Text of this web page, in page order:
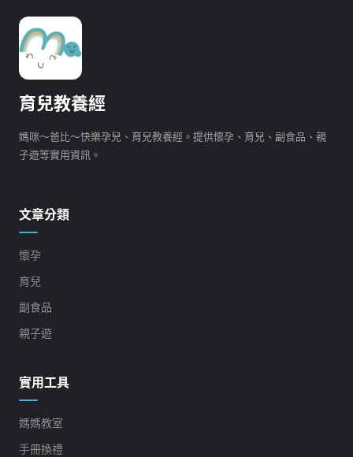
育兒教養經
媽咪～爸比～快樂孕兒、育兒教養經。提供懷孕、育兒、副食品、親
子遊等實用資訊。
文章分類
懷孕
育兒
副食品
親子遊
實用工具
媽媽教室
手冊換禮